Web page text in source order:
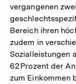
vergangenen
Bereich ihren
zudem in
Sozialleistungen
62 Prozent der
zum Einkommen